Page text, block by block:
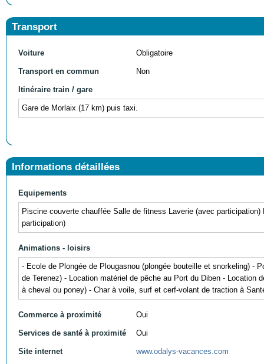
Transport
Voiture Obligatoire
Transport en commun Non
Itinéraire train / gare
Gare de Morlaix (17 km) puis taxi.
Informations détaillées
Equipements
Piscine couverte chauffée Salle de fitness Laverie (avec
participation)
Animations - loisirs
- Ecole de Plongée de Plougasnou (plongée bouteille et snorkeling) -
de Terenez) - Location matériel de pêche au Port du Diben -
à cheval ou poney) - Char à voile, surf et cerf-volant de traction à
Commerce à proximité Oui
Services de santé à proximité Oui
Site internet www.odalys-vacances.com